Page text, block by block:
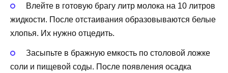
Влейте в готовую брагу литр молока на 10 литров
жидкости. После отстаивания образовываются белые
хлопья. Их нужно отцедить.
Засыпьте в бражную емкость по столовой ложке
соли и пищевой соды. После появления осадка